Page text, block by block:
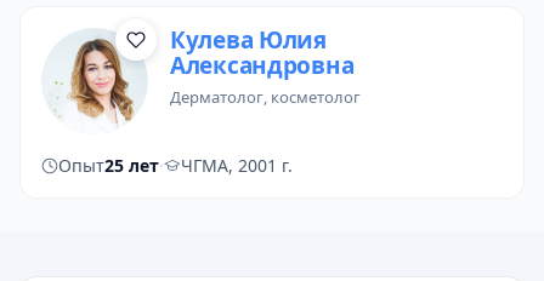
Кулева Юлия
Александровна
дерматолог, косметолог
Опыт25 лет· ЧГМА, 2001 г.